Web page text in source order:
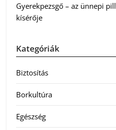
Gyerekpezsgő – az ünnepi
kísérője
Kategóriák
Biztosítás
Borkultúra
Egészség